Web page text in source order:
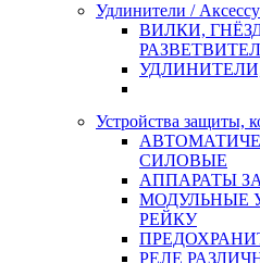
Удлинители /
ВИЛКИ,
Устройства защиты,
СИЛОВЫЕ
АППАРАТЫ
МОДУЛЬНЫЕ
РЕЙКУ
РЕЛЕ